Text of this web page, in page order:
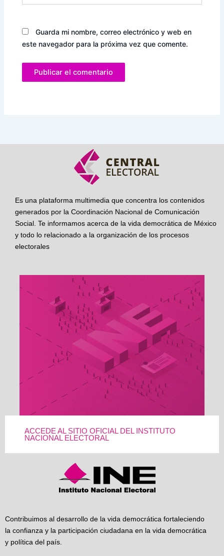
Guarda mi nombre, correo electrónico y web en
este navegador para la próxima vez que comente.
Es una plataforma multimedia que concentra los contenidos
generados por la Coordinación Nacional de Comunicación
Social. Te informamos acerca de la vida democrática de México
y todo lo relacionado a la organización de los procesos
electorales
ACCEDE AL SITIO OFICIAL DEL INSTITUTO
NACIONAL ELECTORAL
Contribuimos al desarrollo de la vida democrática fortaleciendo
la confianza y la participación ciudadana en la vida democrática
y política del país.